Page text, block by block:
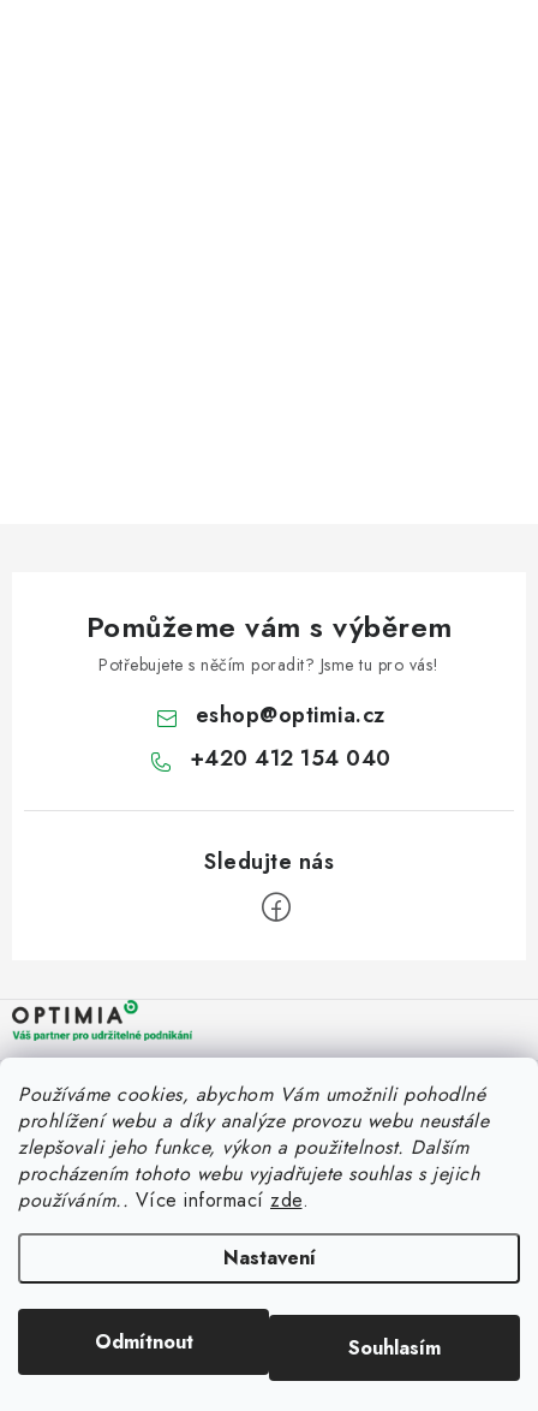
Používáme cookies, abychom Vám umožnili pohodlné
prohlížení webu a díky analýze provozu webu neustále
zlepšovali jeho funkce, výkon a použitelnost. Dalším
procházením tohoto webu vyjadřujete souhlas s jejich
používáním.. Více informací zde.
Nastavení
Odmítnout Souhlasím
Pomůžeme vám s výběrem
Potřebujete s něčím poradit? Jsme tu pro vás!
eshop@optimia.cz
+420 412 154 040
á
p
a
OPTIMIA BPO s.r.o.
Holýšovská 2923/4
150 00 Praha 5
Česká republika
Úplný kontakt
Rychlý kontakt
eshop@optimia.cz
+420 412 154 040
Informace pro vás
Fakturace v náhradním plnění
Náhradní plnění a zákon
FAQ - Náhradní plnění
FAQ - OOPP
Obchodní podmínky
Můj účet
Registrace
Historie objednávek
Katalogy
Vytvořil Shoptet Premium
Copyright 2026E-shop OPTIMIA . Všechna práva vyhrazena.